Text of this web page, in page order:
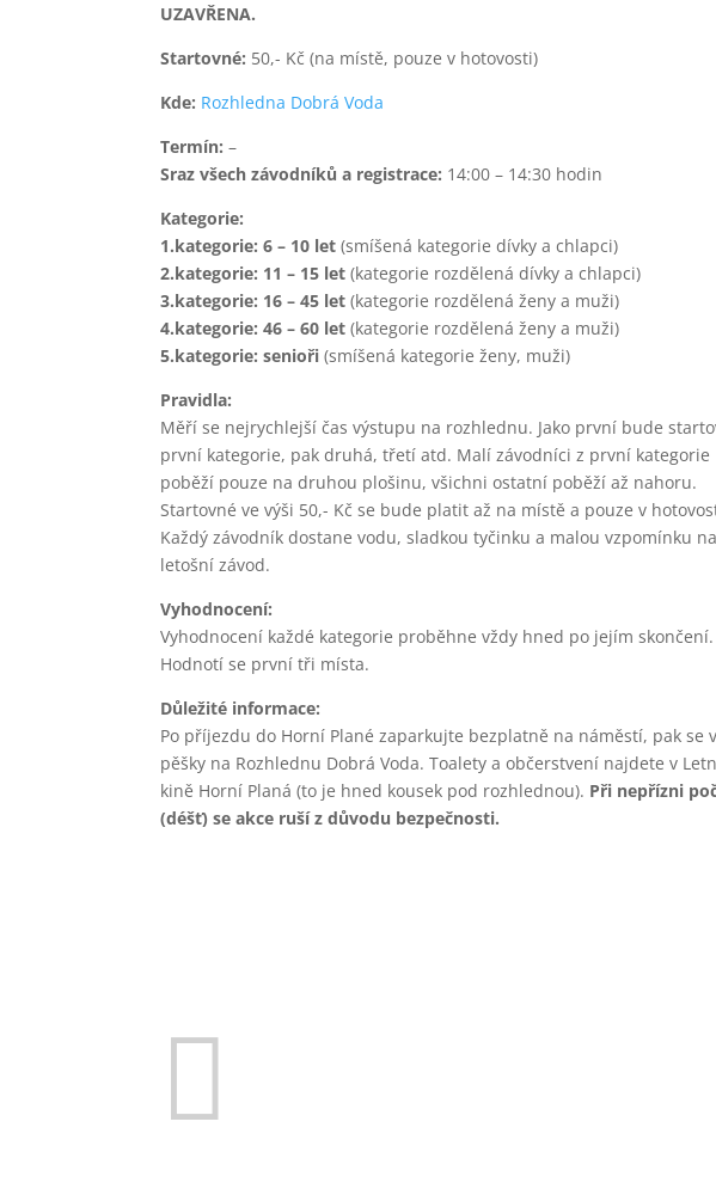
UZAVŘENA.
Startovné: 50,- Kč (na místě, pouze v hotovosti)
Kde: Rozhledna Dobrá Voda
Termín: –
Sraz všech závodníků a registrace: 14:00 – 14:30 hodin
Kategorie:
1.kategorie: 6 – 10 let (smíšená kategorie dívky a chlapci)
2.kategorie: 11 – 15 let (kategorie rozdělená dívky a chlapci)
3.kategorie: 16 – 45 let (kategorie rozdělená ženy a muži)
4.kategorie: 46 – 60 let (kategorie rozdělená ženy a muži)
5.kategorie: senioři (smíšená kategorie ženy, muži)
Pravidla:
Měří se nejrychlejší čas výstupu na rozhlednu. Jako první bude
první kategorie, pak druhá, třetí atd. Malí závodníci z první kategorie
poběží pouze na druhou plošinu, všichni ostatní poběží až nahoru.
Startovné ve výši 50,- Kč se bude platit až na místě a pouze v
Každý závodník dostane vodu, sladkou tyčinku a malou vzpomínku na
letošní závod.
Vyhodnocení:
Vyhodnocení každé kategorie proběhne vždy hned po jejím skončení.
Hodnotí se první tři místa.
Důležité informace:
Po příjezdu do Horní Plané zaparkujte bezplatně na náměstí, pak se
pěšky na Rozhlednu Dobrá Voda. Toalety a občerstvení najdete v
kině Horní Planá (to je hned kousek pod rozhlednou). Při nepřízni
(déšť) se akce ruší z důvodu bezpečnosti.
